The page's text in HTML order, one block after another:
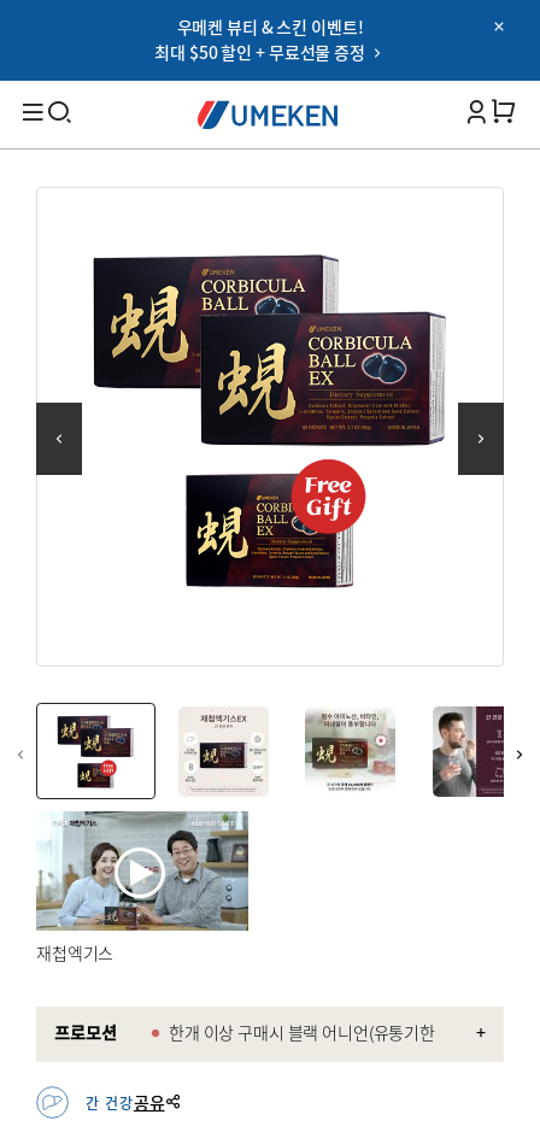
우메켄 뷰티 & 스킨 이벤트!
최대 $50 할인 + 무료선물 증정
재첩엑기스
프로모션
한개 이상 구매시 블랙 어니언(유통기한
2027-10) 증정.
+
간 건강공유
OR
Google
SNS 로그인 이용약관
쿠폰
최대 10%
할인 쿠폰
온라인 전용
특별한
프로모션
myUmeken
Filters
남성 건강
여성 건강
부모님 건강
뷰티 & 스킨
혈관 건강
뼈/관절 건강
웰빙제품
화장품 / 뷰티
청정공기 & 육각수
침구류
특등한우